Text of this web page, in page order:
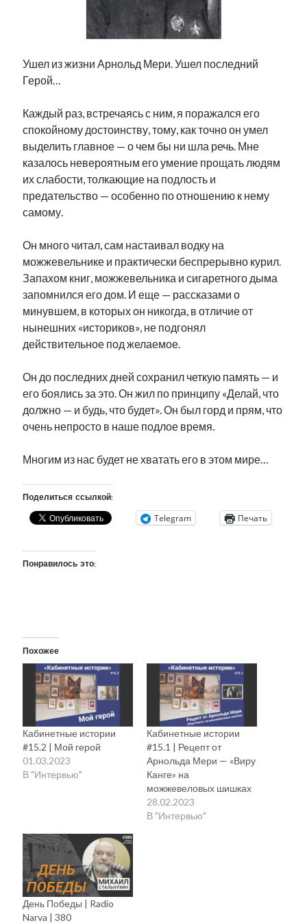
Эстония и Россия
Юмор
Метки
radio narva takinada андрус ансип
ансиппиада безработица видео
в поисках здравого смысла выборы высказывание
евросоюз
катри райк
нацменьшинства образование обучение эстонскому
памятники парад клоунов парламент партия поводырь
подкаст потеряны данные пресса программа
рийгикогу россия
русскоязычное образование ссср
т.х. ильвес
фотоотчет экономика
Михаил Стальнухин:
anton.stalnuhhin@gmail.com
Ушел из жизни Арнольд Мери. Ушел последний
Герой…
Каждый раз, встречаясь с ним, я поражался его
спокойному достоинству, тому, как точно он умел
выделить главное — о чем бы ни шла речь. Мне
казалось невероятным его умение прощать людям
их слабости, толкающие на подлость и
предательство — особенно по отношению к нему
самому.
Он много читал, сам настаивал водку на
можжевельнике и практически беспрерывно курил.
Запахом книг, можжевельника и сигаретного дыма
запомнился его дом. И еще — рассказами о
минувшем, в которых он никогда, в отличие от
нынешних «историков», не подгонял
действительное под желаемое.
Он до последних дней сохранил четкую память — и
его боялись за это. Он жил по принципу «Делай, что
должно — и будь, что будет». Он был горд и прям, что
очень непросто в наше подлое время.
Многим из нас будет не хватать его в этом мире…
Поделиться ссылкой:
Telegram Печать
Понравилось это:
Похожее
Кабинетные истории
#15.2 | Мой герой
01.03.2023
В "Интервью"
Кабинетные истории
#15.1 | Рецепт от
Арнольда Мери — «Виру
Канге» на
можжевеловых шишках
28.02.2023
В "Интервью"
День Победы | Radio
Narva | 380